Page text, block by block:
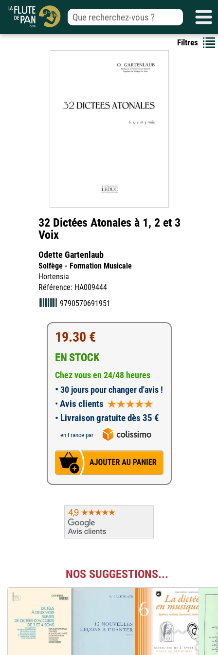
Filtres
32 Dictées Atonales à 1, 2 et 3
Voix
Odette Gartenlaub
Solfège - Formation Musicale
Hortensia
Référence: HA009444
9790570691951
19.30 €
EN STOCK
Chez vous en 24/48 heures
• 30 jours pour changer d'avis !
• Avis clients
• Livraison gratuite dès 35 €
en France par
NOS SUGGESTIONS...